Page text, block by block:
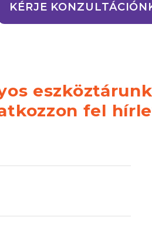
KÉRJE
fel